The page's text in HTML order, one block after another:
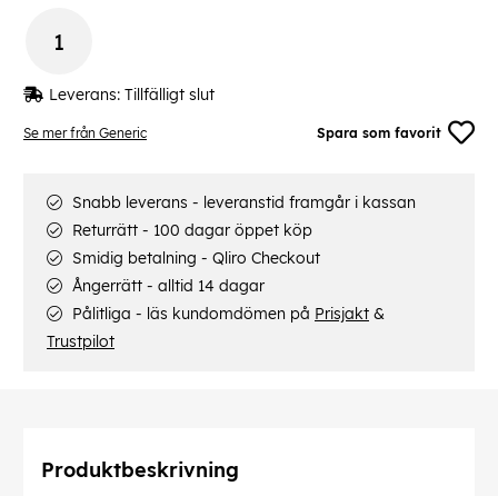
Se mer från Generic Spara som favorit
Leverans: Tillfälligt slut
Snabb leverans - leveranstid framgår i kassan
Returrätt - 100 dagar öppet köp
Smidig betalning - Qliro Checkout
Ångerrätt - alltid 14 dagar
Pålitliga - läs kundomdömen på Prisjakt &
Trustpilot
Produktbeskrivning